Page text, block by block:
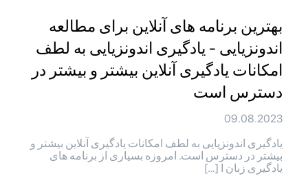
بهترین برنامه های آنلاین برای مطالعه
اندونزیایی - یادگیری اندونزیایی به لطف
امکانات یادگیری آنلاین بیشتر و بیشتر در
دسترس است
09.08.2023
یادگیری اندونزیایی به لطف امکانات یادگیری آنلاین بیشتر و
بیشتر در دسترس است. امروزه بسیاری از برنامه های
یادگیری زبان ا […]